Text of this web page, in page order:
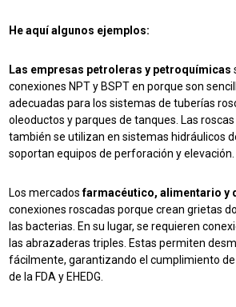
He aquí algunos ejemplos:
Las empresas petroleras y petroquímicas
conexiones NPT y BSPTen porque son
adecuadas para los sistemas de tuberías
oleoductos y parques de tanques. Las
también se utilizan en sistemas hidráulicos
soportan equipos de perforación y elevación.
Los mercadosfarmacéutico, alimentario y
conexiones roscadas porque crean grietas
las bacterias. En su lugar, se requieren
las abrazaderas triples. Estas permiten
fácilmente, garantizando el cumplimiento
de la FDA y EHEDG.